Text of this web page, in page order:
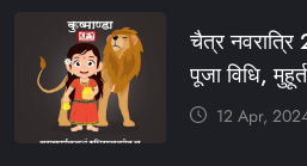
चैत्र नवरात्रि
पूजा विधि,
और मंत्र
12 Apr,